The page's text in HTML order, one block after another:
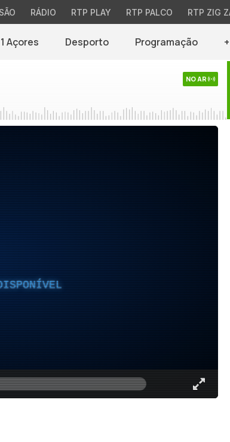
RÁDIO RTP PLAY RTP PALCO RTP ZIG
Açores Desporto Programação
NO AR